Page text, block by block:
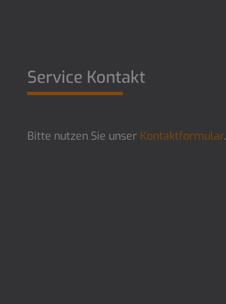
Service Kontakt
Bitte nutzen Sie unser Kontaktformular.